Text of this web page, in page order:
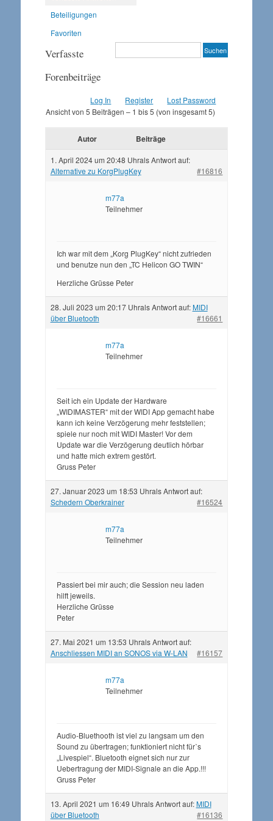
Beteiligungen
Favoriten
Verfasste
Forenbeiträge
Log In Register
Lost Password
Ansicht von 5 Beiträgen – 1 bis 5 (von insgesamt 5)
Autor Beiträge
1. April 2024 um 20:48 Uhrals Antwort auf:
Alternative zu KorgPlugKey
#16816
m77a
Teilnehmer
Ich war mit dem „Korg PlugKey“ nicht zufrieden
und benutze nun den „TC Helicon GO TWIN“
Herzliche Grüsse Peter
28. Juli 2023 um 20:17 Uhrals Antwort auf:MIDI
über Bluetooth
#16661
m77a
Teilnehmer
Seit ich ein Update der Hardware
„WIDIMASTER“ mit der WIDI App gemacht habe
kann ich keine Verzögerung mehr feststellen;
spiele nur noch mit WIDI Master! Vor dem
Update war die Verzögerung deutlich hörbar
und hatte mich extrem gestört.
Gruss Peter
27. Januar 2023 um 18:53 Uhrals Antwort auf:
Schedern Oberkrainer
#16524
m77a
Teilnehmer
Passiert bei mir auch; die Session neu laden
hilft jeweils.
Herzliche Grüsse
Peter
27. Mai 2021 um 13:53 Uhrals Antwort auf:
Anschliessen MIDI an SONOS via W-LAN
#16157
m77a
Teilnehmer
Audio-Bluethooth ist viel zu langsam um den
Sound zu übertragen; funktioniert nicht fürˋs
„Livespiel“. Bluetooth eignet sich nur zur
Uebertragung der MIDI-Signale an die App.!!!
Gruss Peter
13. April 2021 um 16:49 Uhrals Antwort auf:MIDI
über Bluetooth
#16136